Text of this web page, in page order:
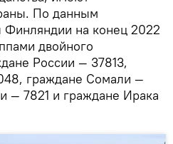
По данным
Финляндии на конец 2022
двойного
России — 37813,
граждане Сомали —
— 7821 и граждане Ирака